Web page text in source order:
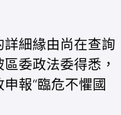
細緣由尚在查詢
委政法委得悉，
報“臨危不懼國